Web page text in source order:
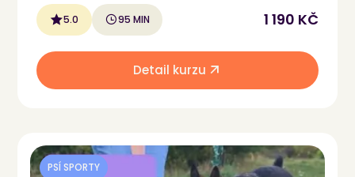
5.0 95 MIN 1 190 KČ
Detail kurzu
PSÍ SPORTY